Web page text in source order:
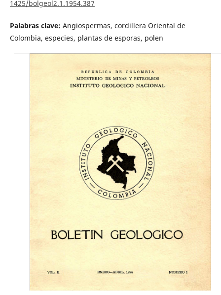
1425/bolgeol2.1.1954.387
Palabras clave: Angiospermas, cordillera Oriental de
Colombia, especies, plantas de esporas, polen